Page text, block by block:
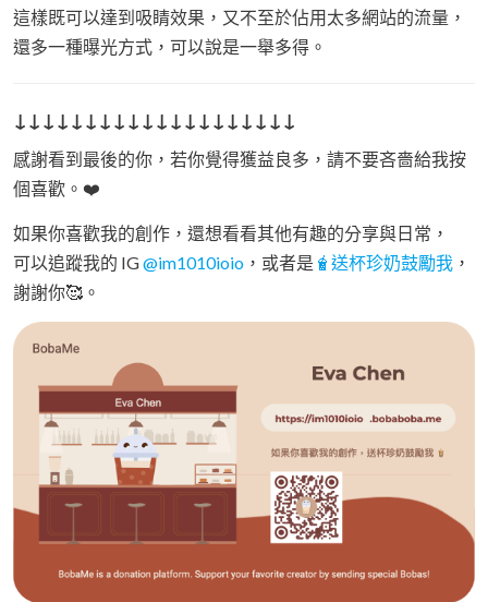
這樣既可以達到吸睛效果，又不至於佔用太多網站的流量，
還多一種曝光方式，可以說是一舉多得。
↓↓↓↓↓↓↓↓↓↓↓↓↓↓↓↓↓↓↓↓
感謝看到最後的你，若你覺得獲益良多，請不要吝嗇給我按
個喜歡。❤️
如果你喜歡我的創作，還想看看其他有趣的分享與日常，
可以追蹤我的 IG@im1010ioio ，或者是 🧋送杯珍奶鼓勵我 ，
謝謝你🥰。